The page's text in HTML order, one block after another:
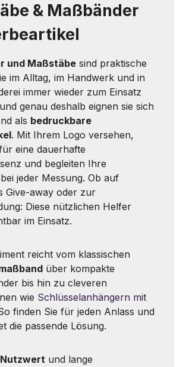
& Maßbänder
und Maßstäbe sind praktische
im Alltag, im Handwerk und in
immer wieder zum Einsatz
genau deshalb eignen sie sich
als bedruckbare
. Mit Ihrem Logo versehen,
eine dauerhafte
und begleiten Ihre
jeder Messung. Ob auf
Give-away oder zur
Diese nützlichen Helfer
im Einsatz.
reicht vom klassischen
über kompakte
bis hin zu cleveren
wie Schlüsselanhängern mit
finden Sie für jeden Anlass und
die passende Lösung.
und lange